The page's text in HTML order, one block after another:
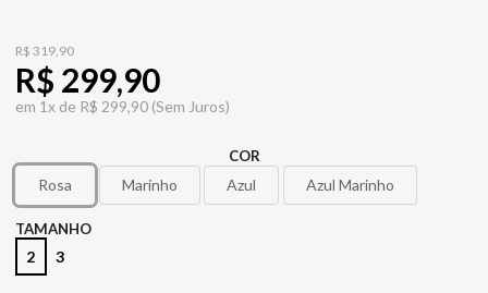
R$ 319,90
R$ 299,90
em 1x de R$ 299,90 (Sem Juros)
COR
Rosa Marinho Azul Azul Marinho
TAMANHO
2 3